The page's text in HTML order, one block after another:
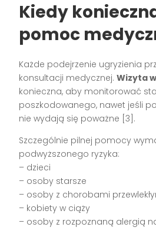
Kiedy
pomoc
Każde podejrzenie ugryzienia
konsultacji medycznej.Wizyta
konieczna, aby monitorować
poszkodowanego, nawet jeśli
nie wydają się poważne [3].
Szczególnie pilnej pomocy
podwyższonego ryzyka:
– dzieci
– osoby starsze
– osoby z chorobami
– kobiety w ciąży
– osoby z rozpoznaną alergią